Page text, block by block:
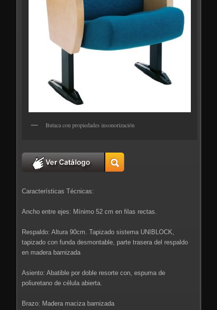
Butaca con propiedades insonorización
Características Técnicas:
Ancho entre ejes: Mínimo 52 cm en filas rectas.
Respaldo: Altura 90cm. Tapizado sistema UNIBLOCK,
tapizado con funda desmontable, parte trasera del respaldo
en madera barnizada
Asiento: Abatible por doble resorte con, espuma de
poliuretano de célula abierta.
Brazo: Madera maciza barnizada